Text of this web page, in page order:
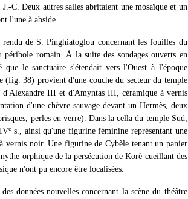
C. Deux autres salles abritaient une mosaïque et un
l'une à abside.
de S. Pinghiatoglou concernant les fouilles du
péribole romain. À la suite des sondages ouverts en
le sanctuaire s'étendait vers l'Ouest à l'époque
38) provient d'une couche du secteur du temple
III et d'Amyntas III, céramique à vernis
d'une chèvre sauvage devant un Hermès, deux
perles en verre). Dans la cella du temple Sud,
e s., ainsi qu'une figurine féminine représentant une
noir. Une figurine de Cybèle tenant un panier
orphique de la persécution de Korè cueillant des
n'ont pu encore être localisées.
données nouvelles concernant la scène du théâtre